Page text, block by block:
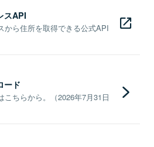
スAPI
から住所を取得できる公式API
ード
ちらから。（2026年7月31日